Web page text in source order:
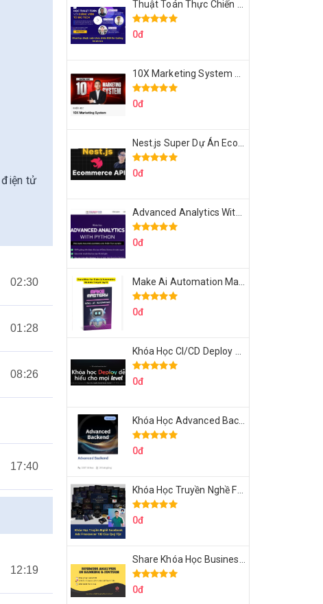
điện tử
02:30
01:28
08:26
17:40
12:19
0đ
0đ
0đ
0đ
0đ
0đ
0đ
0đ
0đ